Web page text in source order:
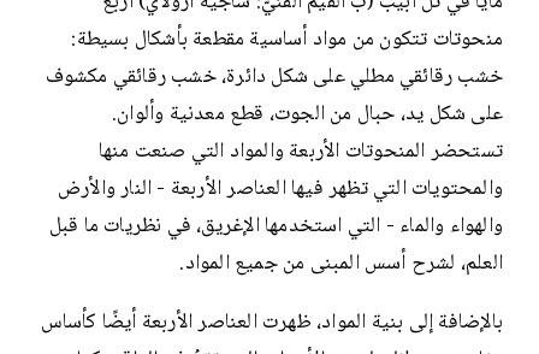
منحوتات تتكون من مواد أساسية مقطعة بأشكال بسيطة:
خشب رقائقي مطلي على شكل دائرة، خشب رقائقي مكشوف
على شكل يد، حبال من الجوت، قطع معدنية وألوان.
تستحضر المنحوتات الأربعة والمواد التي صنعت منها
والمحتويات التي تظهر فيها العناصر الأربعة - النار والأرض
والهواء والماء - التي استخدمها الإغريق، في نظريات ما قبل
العلم، لشرح أسس المبنى من جميع المواد.
بالإضافة إلى بنية المواد، ظهرت العناصر الأربعة أيضًا كأساس